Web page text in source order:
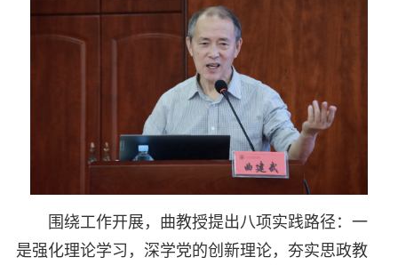
围绕工作开展，曲教授提出八项实践路径：一
是强化理论学习，深学党的创新理论，夯实思政教